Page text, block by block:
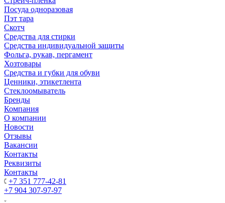
Посуда одноразовая
Пэт тара
Скотч
Средства для стирки
Средства индивидуальной защиты
Фольга, рукав, пергамент
Хозтовары
Средства и губки для обуви
Ценники, этикетлента
Стеклоомыватель
Бренды
Компания
О компании
Новости
Отзывы
Вакансии
Контакты
Реквизиты
Контакты
+7 351 777-42-81
+7 904 307-97-97